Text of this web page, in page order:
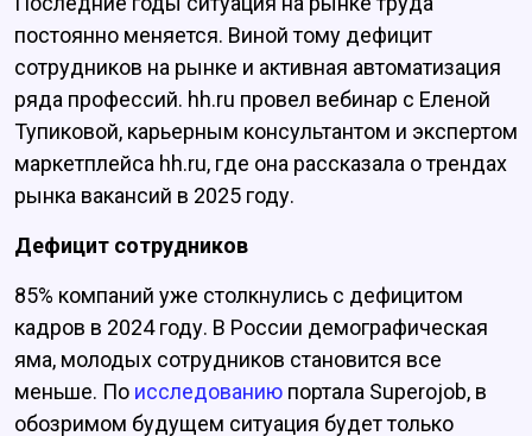
постоянно меняется. Виной тому дефицит
сотрудников на рынке и активная автоматизация
ряда профессий. hh.ru провел вебинар с Еленой
Тупиковой, карьерным консультантом и экспертом
маркетплейса hh.ru, где она рассказала о трендах
рынка вакансий в 2025 году.
Дефицит сотрудников
85% компаний уже столкнулись с дефицитом
кадров в 2024 году. В России демографическая
яма, молодых сотрудников становится все
меньше. По исследованию портала Superojob, в
обозримом будущем ситуация будет только